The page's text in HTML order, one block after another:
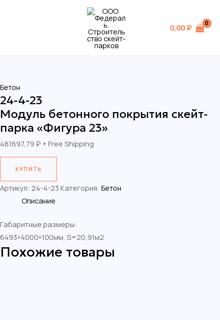
0,00 ₽
Бетон
24-4-23
Модуль бетонного покрытия скейт-
парка «Фигура 23»
481697,79 ₽ + Free Shipping
КУПИТЬ
Артикул: 24-4-23 Категория: Бетон
Описание
Габаритные размеры:
6493×4000×100мм, S=20,91м2
Похожие товары